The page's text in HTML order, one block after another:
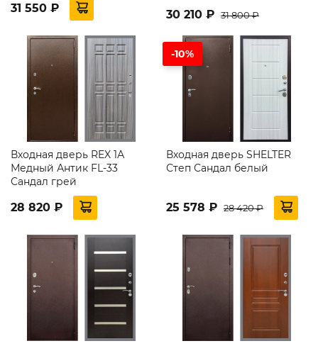
31 550 ₽ 30 210 ₽ 31 800 ₽
Входная дверь REX 1А
Медный Антик FL-33
Сандал грей
28 820 ₽
-10%
Входная дверь SHELTER
Степ Сандал белый
25 578 ₽ 28 420 ₽